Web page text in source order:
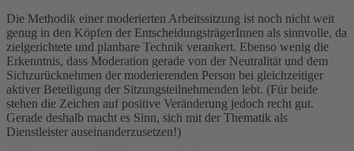
Die Methodik einer moderierten Arbeitssitzung ist noch nicht weit
genug in den Köpfen der EntscheidungsträgerInnen als sinnvolle, da
zielgerichtete und planbare Technik verankert. Ebenso wenig die
Erkenntnis, dass Moderation gerade von der Neutralität und dem
Sichzurücknehmen der moderierenden Person bei gleichzeitiger
aktiver Beteiligung der Sitzungsteilnehmenden lebt. (Für beide
stehen die Zeichen auf positive Veränderung jedoch recht gut.
Gerade deshalb macht es Sinn, sich mit der Thematik als
Dienstleister auseinanderzusetzen!)